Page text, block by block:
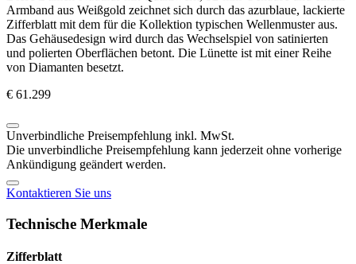
Armband aus Weißgold zeichnet sich durch das azurblaue, lackierte
Zifferblatt mit dem für die Kollektion typischen Wellenmuster aus.
Das Gehäusedesign wird durch das Wechselspiel von satinierten
und polierten Oberflächen betont. Die Lünette ist mit einer Reihe
von Diamanten besetzt.
€ 61.299
Unverbindliche Preisempfehlung inkl. MwSt.
Die unverbindliche Preisempfehlung kann jederzeit ohne vorherige
Ankündigung geändert werden.
Kontaktieren Sie uns
Technische Merkmale
Zifferblatt